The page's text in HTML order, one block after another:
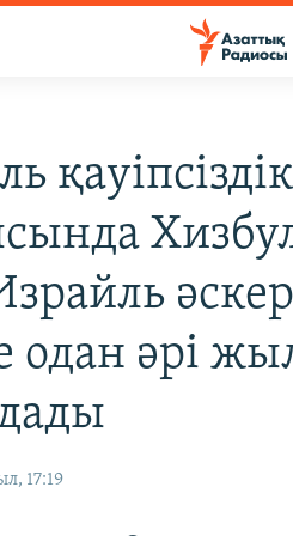
одан әрі
17:19